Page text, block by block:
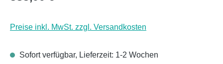
Preise inkl. MwSt. zzgl. Versandkosten
Sofort verfügbar, Lieferzeit: 1-2 Wochen